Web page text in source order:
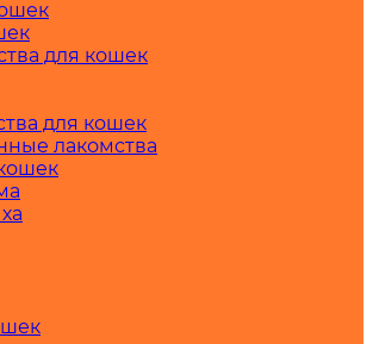
для кошек
для кошек
лакомства